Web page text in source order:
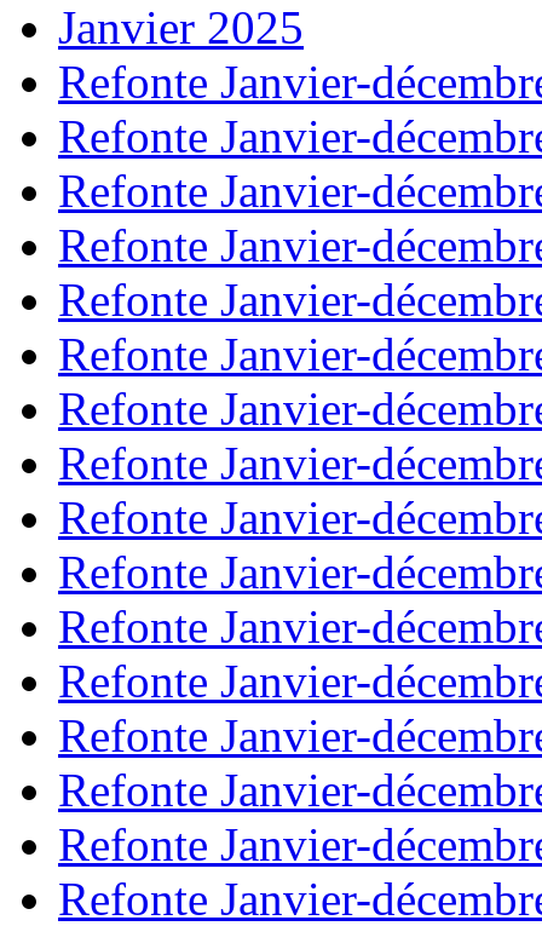
Janvier 2025
Refonte Janvier-
Refonte Janvier-
Refonte Janvier-
Refonte Janvier-
Refonte Janvier-
Refonte Janvier-
Refonte Janvier-
Refonte Janvier-
Refonte Janvier-
Refonte Janvier-
Refonte Janvier-
Refonte Janvier-
Refonte Janvier-
Refonte Janvier-
Refonte Janvier-
Refonte Janvier-